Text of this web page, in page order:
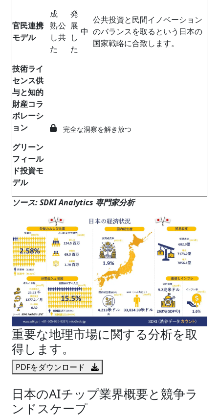
官民連携
モデル
成
熟
し
た
公
共
発
展
し
た
中
公共投資と民間イノベーション
のバランスを取るという日本の
国家戦略に合致します。
技術ライ
センス供
与と知的
財産コラ
ボレーシ
ョン
完全な洞察を解き放つ
グリーン
フィール
ド投資モ
デル
ソース: SDKI Analytics 専門家分析
重要な地理市場に関する分析を取
得します。
PDFをダウンロード
日本のAIチップ業界概要と競争ラ
ンドスケープ